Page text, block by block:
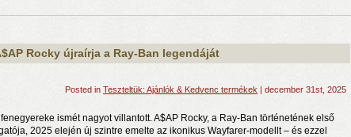
Rocky újraírja a Ray-Ban legendáját
Posted in Teszteltük: Ajánlók & Kedvenc termékek | december 31st, 2025
ismét nagyot villantott. A$AP Rocky, a Ray-Ban történetének első
2025 elején új szintre emelte az ikonikus Wayfarer-modellt – és ezzel